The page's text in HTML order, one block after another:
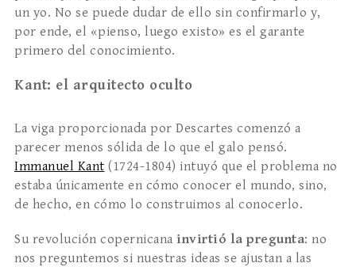
un yo. No se puede dudar de ello sin confirmarlo y,
por ende, el «pienso, luego existo» es el garante
primero del conocimiento.
Kant: el arquitecto oculto
La viga proporcionada por Descartes comenzó a
parecer menos sólida de lo que el galo pensó.
Immanuel Kant (1724-1804) intuyó que el problema no
estaba únicamente en cómo conocer el mundo, sino,
de hecho, en cómo lo construimos al conocerlo.
Su revolución copernicana invirtió la pregunta: no
nos preguntemos si nuestras ideas se ajustan a las